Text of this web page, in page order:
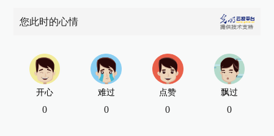
您此时的心情
开心
0
难过
0
点赞
0
飘过
0